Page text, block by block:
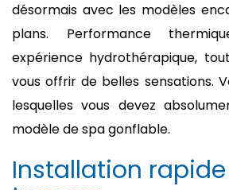
désormais avec les modèles
plans. Performance
expérience hydrothérapique,
vous offrir de belles sensations.
lesquelles vous devez
modèle de spa gonflable.
Installation